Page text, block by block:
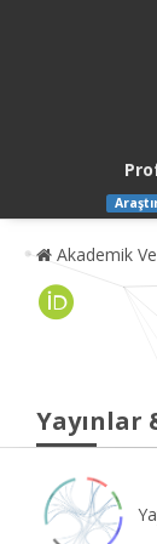
Akademik
Yayınlar